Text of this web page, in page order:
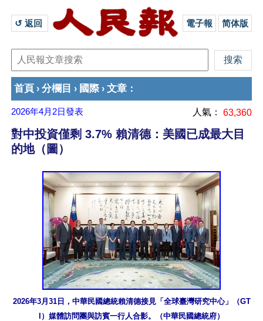
↺ 返回 電子報 简体版
首頁 › 分欄目 › 國際› 文章 ：
2026年4月2日發表 人氣： 63,360
對中投資僅剩 3.7% 賴清德：美國已成最大目
的地（圖）
2026年3月31日，中華民國總統賴清德接見「全球臺灣研究中心」（GT
I）媒體訪問團與訪賓一行人合影。（中華民國總統府）